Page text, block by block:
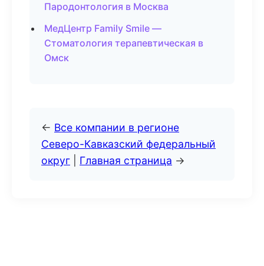
Пародонтология в Москва
МедЦентр Family Smile —
Стоматология терапевтическая в
Омск
← Все компании в регионе
Северо-Кавказский федеральный
округ
Главная страница →